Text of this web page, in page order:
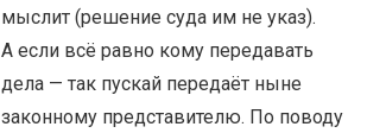
мыслит (решение суда им не указ).
А если всё равно кому передавать
дела — так пускай передаёт ныне
законному представителю. По поводу